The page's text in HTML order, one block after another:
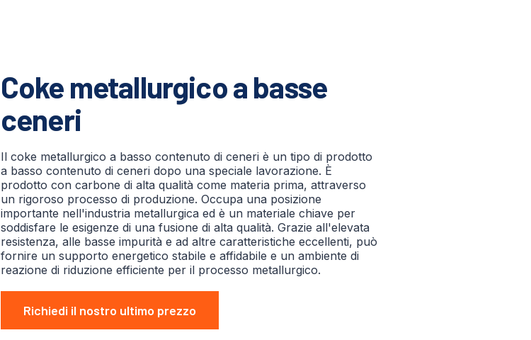
Coke metallurgico a basse
ceneri
Il coke metallurgico a basso contenuto di ceneri è un tipo di prodotto
a basso contenuto di ceneri dopo una speciale lavorazione. È
prodotto con carbone di alta qualità come materia prima, attraverso
un rigoroso processo di produzione. Occupa una posizione
importante nell'industria metallurgica ed è un materiale chiave per
soddisfare le esigenze di una fusione di alta qualità. Grazie all'elevata
resistenza, alle basse impurità e ad altre caratteristiche eccellenti, può
fornire un supporto energetico stabile e affidabile e un ambiente di
reazione di riduzione efficiente per il processo metallurgico.
Richiedi il nostro ultimo prezzo